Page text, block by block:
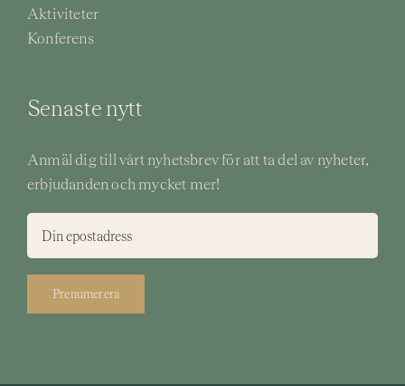
Aktiviteter
Konferens
Senaste nytt
Anmäl dig till vårt nyhetsbrev för att ta del av nyheter,
erbjudanden och mycket mer!
Prenumerera